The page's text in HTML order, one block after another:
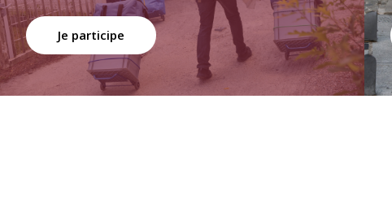
Je participe